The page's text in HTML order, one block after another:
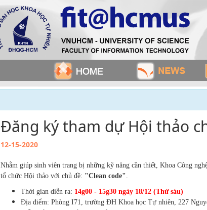
Đăng ký tham dự Hội thảo
12-15-2020
Nhằm giúp sinh viên trang bị những kỹ năng cần thiết, Khoa Công
tổ chức Hội thảo với chủ đề: "Clean code".
Thời gian diễn ra: 14g00 - 15g30 ngày 18/12 (Thứ sáu)
Địa điểm: Phòng I71, trường ĐH Khoa học Tự nhiên, 227